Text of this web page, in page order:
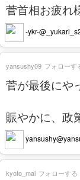
菅首相お疲れ
-ykr-
菅が最後にや
賑やかに、政
yansushy09 フォローす
kyoto_mai フォローする